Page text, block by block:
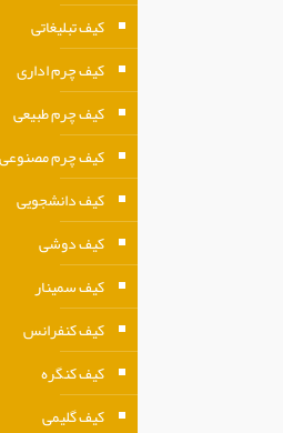
کیف تبلیغاتی
کیف چرم اداری
کیف چرم طبیعی
کیف چرم مصنوعی
کیف دانشجویی
کیف دوشی
کیف سمینار
کیف کنفرانس
کیف کنگره
کیف گلیمی